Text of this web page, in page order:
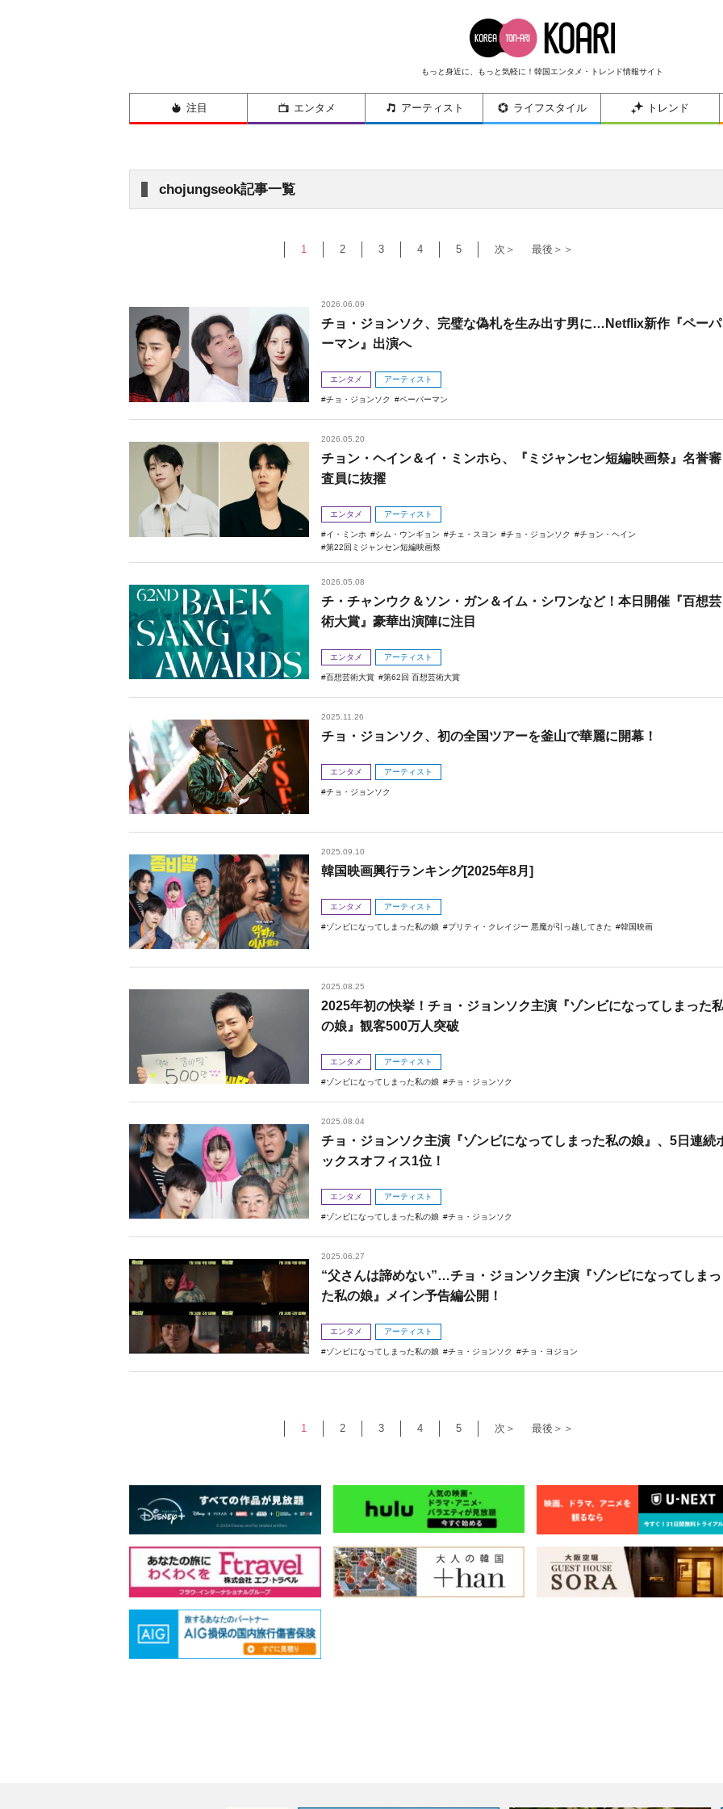
もっと身近に、もっと気軽に！韓国エンタメ・トレンド情報サイト
注目 エンタメ アーティスト ライフスタイル トレンド
chojungseok記事一覧
1 2 3 4 5 次＞ 最後＞＞
2026.06.09
チョ・ジョンソク、完璧な偽札を生み出す男に…Netflix新作『ペーパ
ーマン』出演へ
エンタメ アーティスト
チョ・ジョンソク ペーパーマン
2026.05.20
チョン・ヘイン＆イ・ミンホら、『ミジャンセン短編映画祭』名誉審
査員に抜擢
エンタメ アーティスト
イ・ミンホ シム・ウンギョン チェ・スヨン チョ・ジョンソク
チョン・ヘイン
第22回ミジャンセン短編映画祭
2026.05.08
チ・チャンウク＆ソン・ガン＆イム・シワンなど！本日開催『百想芸
術大賞』豪華出演陣に注目
エンタメ アーティスト
百想芸術大賞 第62回 百想芸術大賞
2025.11.26
チョ・ジョンソク、初の全国ツアーを釜山で華麗に開幕！
エンタメ アーティスト
チョ・ジョンソク
2025.09.10
韓国映画興行ランキング[2025年8月]
エンタメ アーティスト
ゾンビになってしまった私の娘 プリティ・クレイジー 悪魔が引っ越してきた 韓国映画
2025.08.25
2025年初の快挙！チョ・ジョンソク主演『ゾンビになってしまった
の娘』観客500万人突破
エンタメ アーティスト
ゾンビになってしまった私の娘 チョ・ジョンソク
2025.08.04
チョ・ジョンソク主演『ゾンビになってしまった私の娘』、5日連続
ックスオフィス1位！
エンタメ アーティスト
ゾンビになってしまった私の娘 チョ・ジョンソク
2025.06.27
“父さんは諦めない”…チョ・ジョンソク主演『ゾンビになってしまっ
た私の娘』メイン予告編公開！
エンタメ アーティスト
ゾンビになってしまった私の娘 チョ・ジョンソク チョ・ヨジョン
1 2 3 4 5 次＞ 最後＞＞